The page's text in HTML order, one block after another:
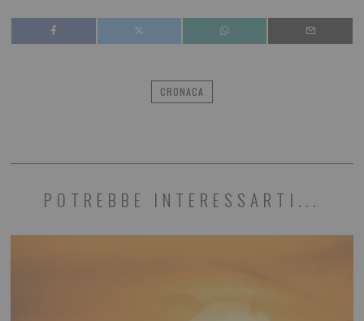
CRONACA
POTREBBE INTERESSARTI...